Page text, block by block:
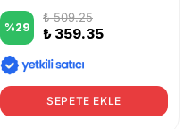
%29
₺ 509.25
₺ 359.35
SEPETE EKLE